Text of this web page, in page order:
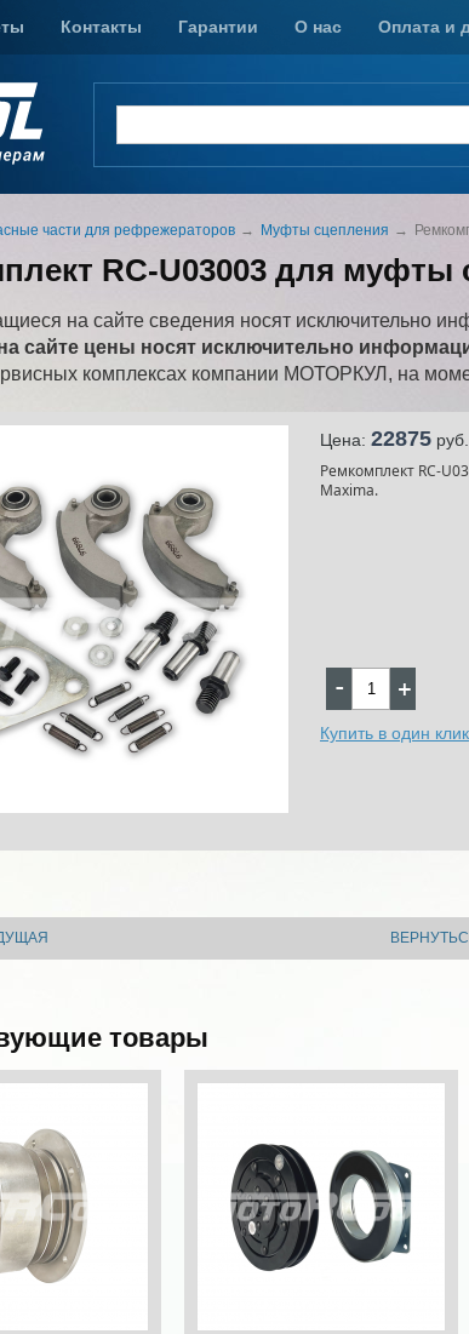
Контакты Гарантии О нас Оплата и
части для рефрежераторов Муфты сцепления
RC-U03003 для муфты
на сайте сведения носят исключительно
сайте цены носят исключительно
комплексах компании МОТОРКУЛ, на
Цена: 22875 pуб.
Ремкомплект RC-
Maxima.
Купить в один клик
товары